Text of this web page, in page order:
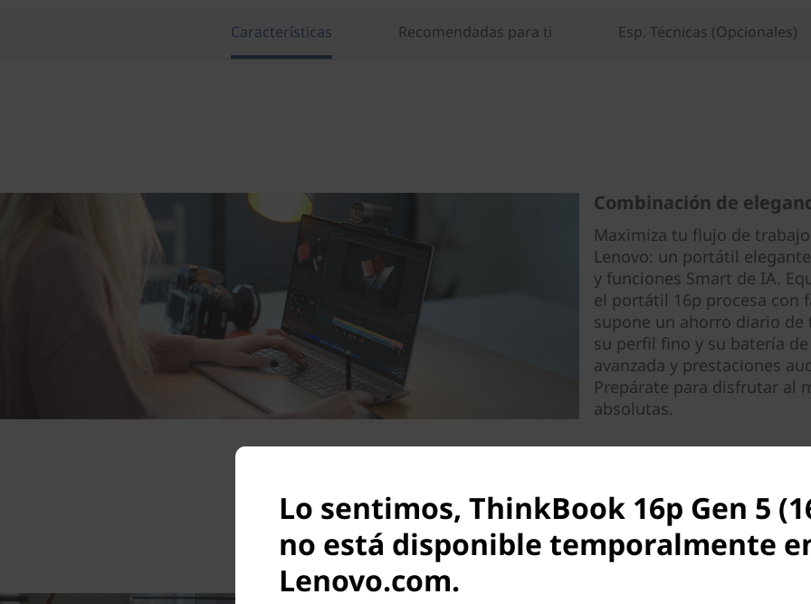
Características Recomendadas para ti Esp. Técnicas (Opcionales)
Combinación de
Maximiza tu flujo de
Lenovo: un portátil
y funciones Smart de IA.
el portátil 16p procesa con
supone un ahorro diario de
su perfil fino y su batería
avanzada y prestaciones
Prepárate para disfrutar al
absolutas.
Lo sentimos, ThinkBook 16p Gen 5
no está disponible temporalmente
Lenovo.com.